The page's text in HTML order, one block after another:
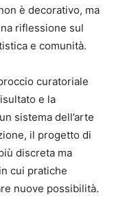
è decorativo, ma
riflessione sul
e comunità.
curatoriale
e la
sistema dell’arte
il progetto di
discreta ma
cui pratiche
nuove possibilità.